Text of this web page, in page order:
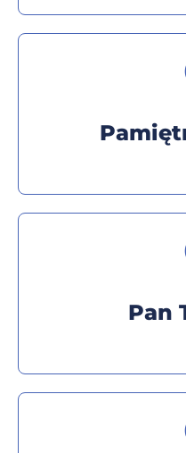
Pan